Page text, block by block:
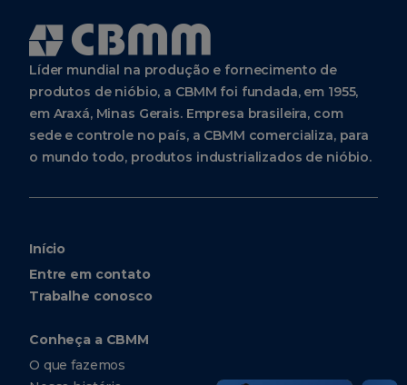
Líder mundial na produção e fornecimento de
produtos de nióbio, a CBMM foi fundada, em 1955,
em Araxá, Minas Gerais. Empresa brasileira, com
sede e controle no país, a CBMM comercializa, para
o mundo todo, produtos industrializados de nióbio.
Início
Entre em contato
Trabalhe conosco
Conheça a CBMM
O que fazemos